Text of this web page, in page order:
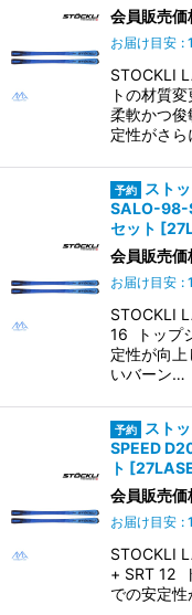
会員販売価
お届け目安 :
STOCKLI
トの材質
柔軟かつ
定性がさ
スト
SALO-98-
セット [
会員販売価
お届け目安 :
STOCKLI
16 トップ
定性が向
いバーン…
スト
SPEED
ト [
会員販売価
お届け目安 :
STOCKLI
+ SRT 12
での安定